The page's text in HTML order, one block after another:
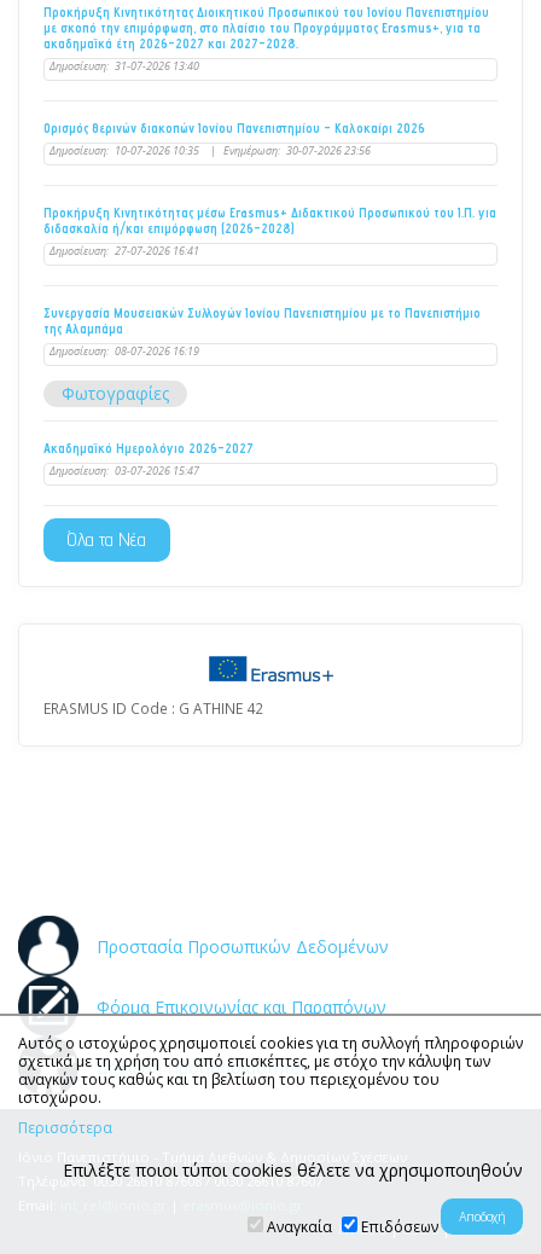
Προκήρυξη Κινητικότητας Διοικητικού Προσωπικού του Ιονίου Πανεπιστημίου
με σκοπό την επιμόρφωση, στο πλαίσιο του Προγράμματος Erasmus+, για τα
ακαδημαϊκά έτη 2026–2027 και 2027–2028.
Δημοσίευση: 31-07-2026 13:40
Ορισμός θερινών διακοπών Ιονίου Πανεπιστημίου - Καλοκαίρι 2026
Δημοσίευση: 10-07-2026 10:35 | Ενημέρωση: 30-07-2026 23:56
Προκήρυξη Κινητικότητας μέσω Erasmus+ Διδακτικού Προσωπικού του Ι.Π. για
διδασκαλία ή/και επιμόρφωση (2026-2028)
Δημοσίευση: 27-07-2026 16:41
Συνεργασία Μουσειακών Συλλογών Ιονίου Πανεπιστημίου με το Πανεπιστήμιο
της Αλαμπάμα
Δημοσίευση: 08-07-2026 16:19
Φωτογραφίες
Ακαδημαϊκό Ημερολόγιο 2026-2027
Δημοσίευση: 03-07-2026 15:47
Όλα τα Νέα
ERASMUS ID Code : G ATHINE 42
Προστασία Προσωπικών Δεδομένων
Φόρμα Επικοινωνίας και Παραπόνων
Δήλωση Προσβασιμότητας
Τηλέφωνα: 0030 26610 87608 / 0030 26610 87607
HTML 5|CSS 3| VWCA AA 2
Αυτός ο ιστοχώρος χρησιμοποιεί cookies για τη συλλογή πληροφοριών
σχετικά με τη χρήση του από επισκέπτες, με στόχο την κάλυψη των
αναγκών τους καθώς και τη βελτίωση του περιεχομένου του
ιστοχώρου.
Περισσότερα
Επιλέξτε ποιοι τύποι cookies θέλετε να χρησιμοποιηθούν
Αναγκαία Επιδόσεων